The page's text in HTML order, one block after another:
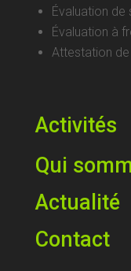
Évaluation
Évaluation à
Attestation de
Activités
Qui
Actualité
Contact